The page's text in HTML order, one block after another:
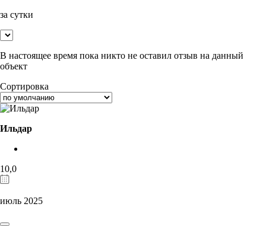
за сутки
В настоящее время пока никто не оставил отзыв на данный
объект
Сортировка
Ильдар
10,0
июль 2025